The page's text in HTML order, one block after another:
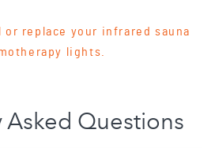
or replace your infrared sauna
lights.
Asked Questions